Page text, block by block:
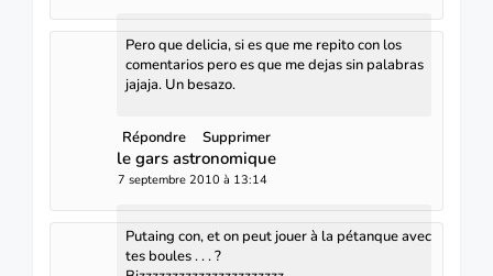
Pero que delicia, si es que me repito con los
comentarios pero es que me dejas sin palabras
jajaja. Un besazo.
Répondre Supprimer
le gars astronomique
7 septembre 2010 à 13:14
Putaing con, et on peut jouer à la pétanque avec
tes boules . . . ?